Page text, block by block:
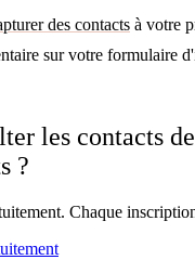
des contacts à votre
sur votre formulaire
les contacts
?
Chaque